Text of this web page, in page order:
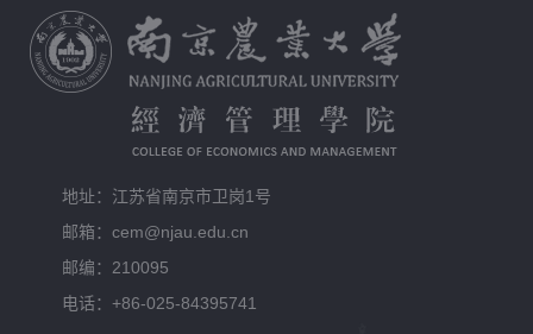
地址：江苏省南京市卫岗1号
邮箱：cem@njau.edu.cn
邮编：210095
电话：+86-025-84395741